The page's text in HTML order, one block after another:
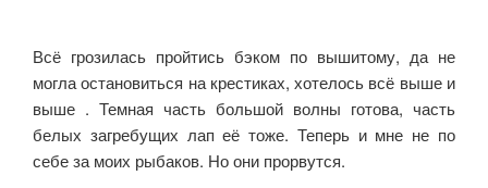
Всё грозилась пройтись бэком по вышитому, да не
могла остановиться на крестиках, хотелось всё выше и
выше . Темная часть большой волны готова, часть
белых загребущих лап её тоже. Теперь и мне не по
себе за моих рыбаков. Но они прорвутся.